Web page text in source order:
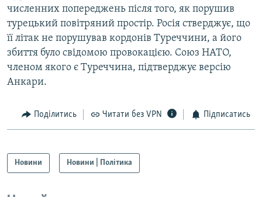
численних попереджень після того, як порушив
турецький повітряний простір. Росія стверджує, що
її літак не порушував кордонів Туреччини, а його
збиття було свідомою провокацією. Союз НАТО,
членом якого є Туреччина, підтверджує версію
Анкари.
Поділитись Читати без VPN Підписатись
Новини Новини | Політика